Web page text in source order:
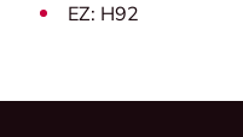
EZ: H92